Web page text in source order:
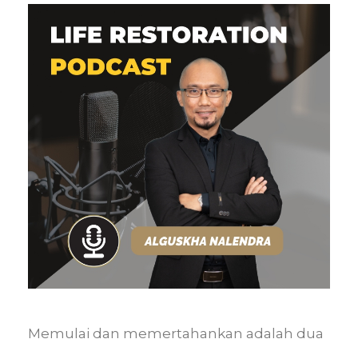
Memulai dan memertahankan adalah dua